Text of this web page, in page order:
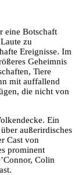
eine Botschaft
zu
Ereignisse. Im
Geheimnis
Tiere
mit auffallend
die nicht von
Ein
außerirdisches
Cast von
prominent
Colin